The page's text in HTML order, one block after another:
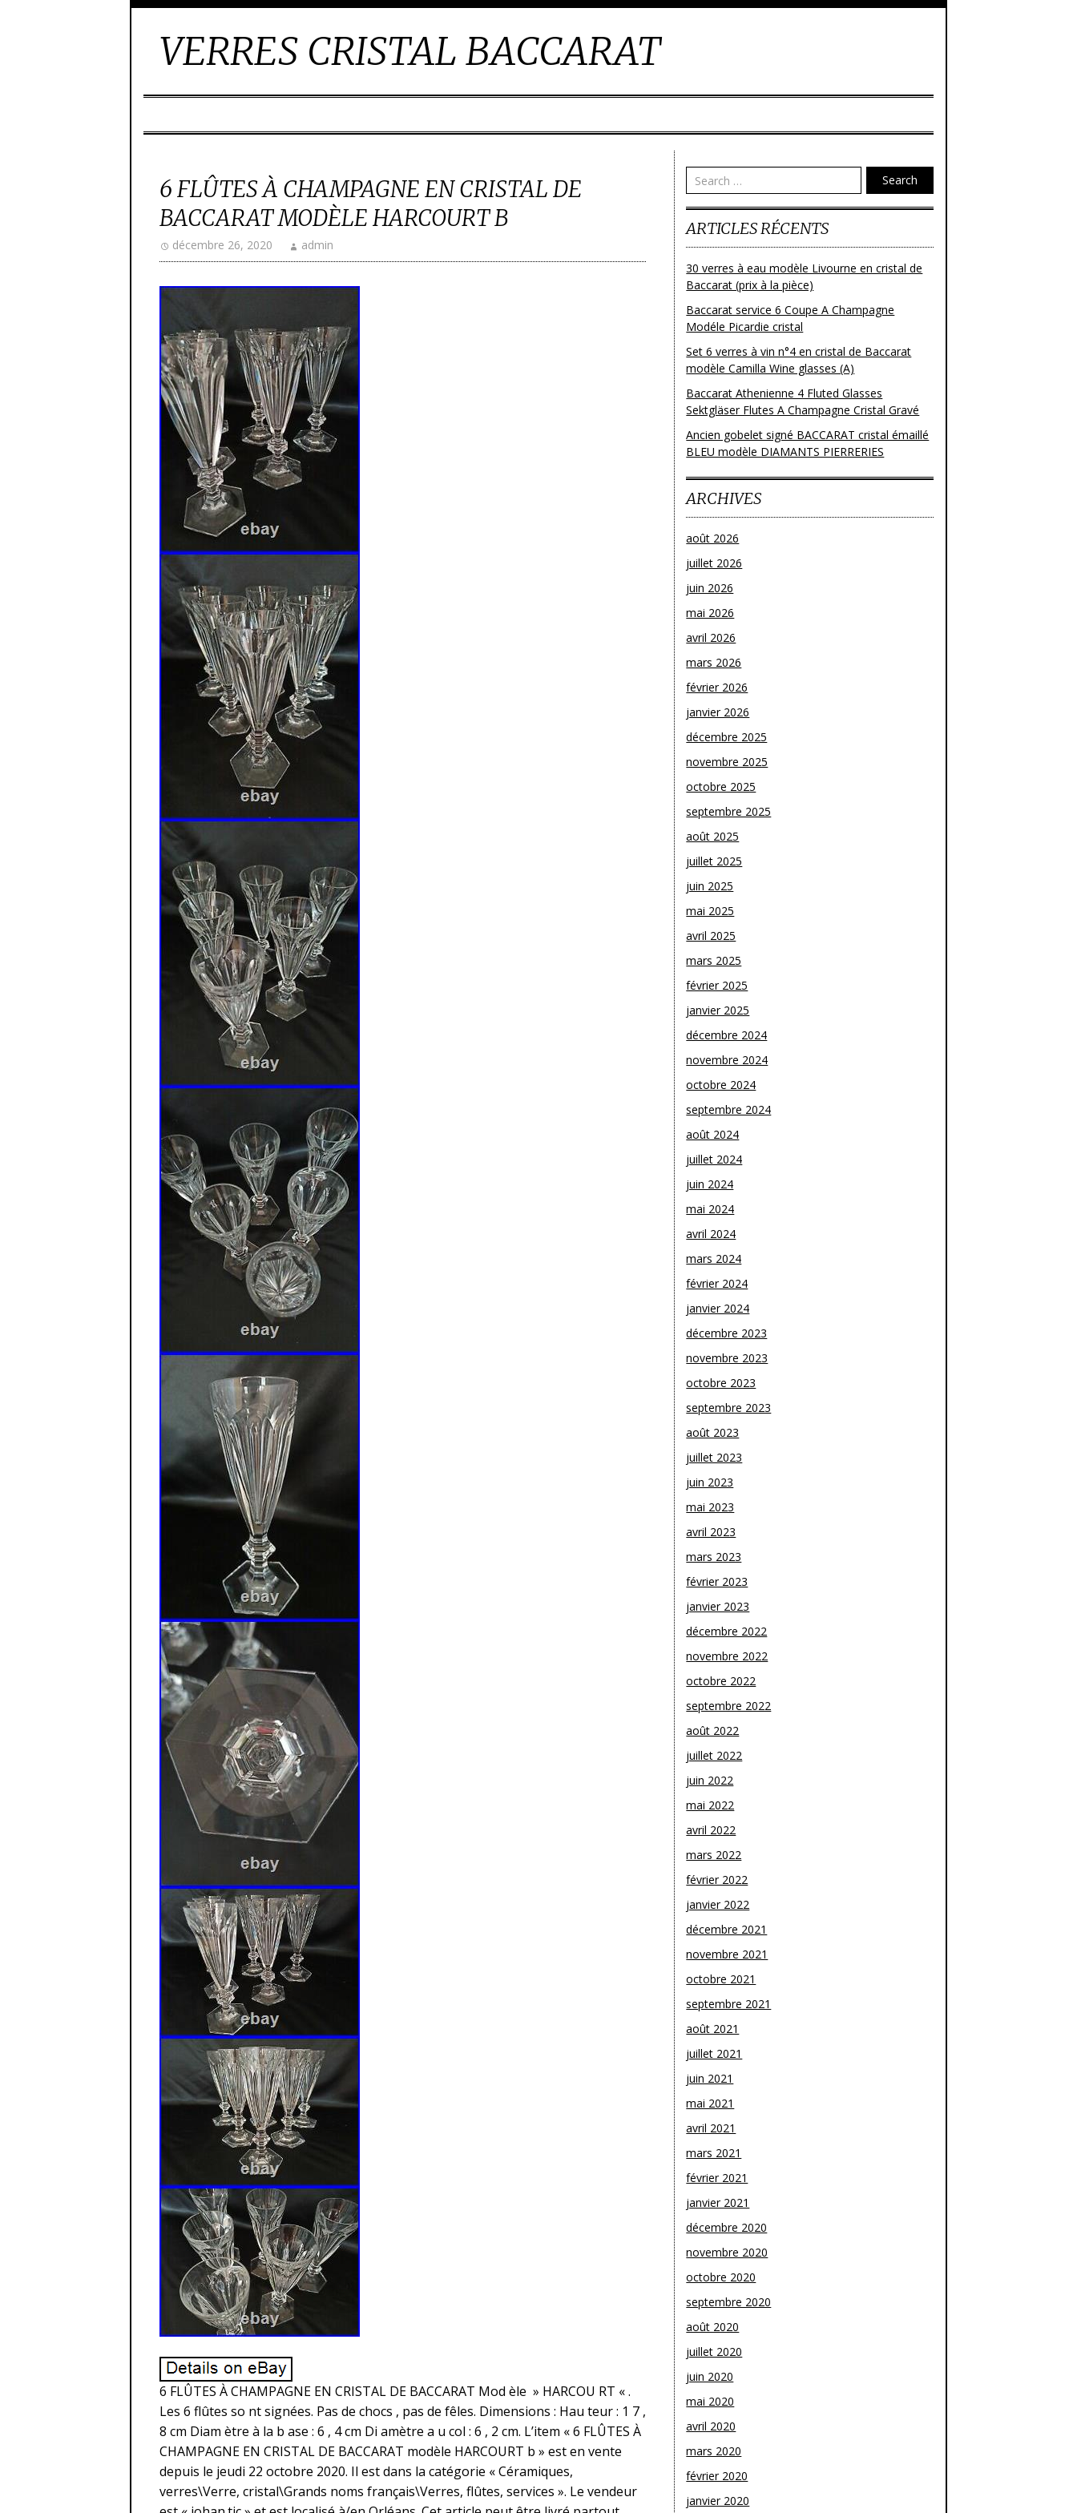
VERRES CRISTAL BACCARAT
6 FLÛTES À CHAMPAGNE EN CRISTAL DE
BACCARAT MODÈLE HARCOURT B
décembre 26, 2020 admin
6 FLÛTES À CHAMPAGNE EN CRISTAL DE BACCARAT Mod èle » HARCOU RT « .
Les 6 flûtes so nt signées. Pas de chocs , pas de fêles. Dimensions : Hau teur : 1 7 ,
8 cm Diam ètre à la b ase : 6 , 4 cm Di amètre a u col : 6 , 2 cm. L’item « 6 FLÛTES À
CHAMPAGNE EN CRISTAL DE BACCARAT modèle HARCOURT b » est en vente
depuis le jeudi 22 octobre 2020. Il est dans la catégorie « Céramiques,
verres\Verre, cristal\Grands noms français\Verres, flûtes, services ». Le vendeur
Search
ARTICLES RÉCENTS
30 verres à eau modèle Livourne en cristal de
Baccarat (prix à la pièce)
Baccarat service 6 Coupe A Champagne
Modéle Picardie cristal
Set 6 verres à vin n°4 en cristal de Baccarat
modèle Camilla Wine glasses (A)
Baccarat Athenienne 4 Fluted Glasses
Sektgläser Flutes A Champagne Cristal Gravé
Ancien gobelet signé BACCARAT cristal émaillé
BLEU modèle DIAMANTS PIERRERIES
ARCHIVES
août 2026
juillet 2026
juin 2026
mai 2026
avril 2026
mars 2026
février 2026
janvier 2026
décembre 2025
novembre 2025
octobre 2025
septembre 2025
août 2025
juillet 2025
juin 2025
mai 2025
avril 2025
mars 2025
février 2025
janvier 2025
décembre 2024
novembre 2024
octobre 2024
septembre 2024
août 2024
juillet 2024
juin 2024
mai 2024
avril 2024
mars 2024
février 2024
janvier 2024
décembre 2023
novembre 2023
octobre 2023
septembre 2023
août 2023
juillet 2023
juin 2023
mai 2023
avril 2023
mars 2023
février 2023
janvier 2023
décembre 2022
novembre 2022
octobre 2022
septembre 2022
août 2022
juillet 2022
juin 2022
mai 2022
avril 2022
mars 2022
février 2022
janvier 2022
décembre 2021
novembre 2021
octobre 2021
septembre 2021
août 2021
juillet 2021
juin 2021
mai 2021
avril 2021
mars 2021
février 2021
janvier 2021
décembre 2020
novembre 2020
octobre 2020
septembre 2020
août 2020
juillet 2020
juin 2020
mai 2020
avril 2020
mars 2020
février 2020
janvier 2020